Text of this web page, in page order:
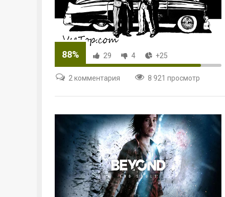
88% 29 4 +25
2 комментария 8 921 просмотр